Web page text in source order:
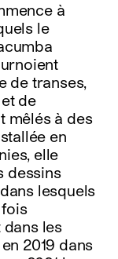
à
le
de transes,
de
mêlés à des
en
elle
dessins
lesquels
les
2019 dans